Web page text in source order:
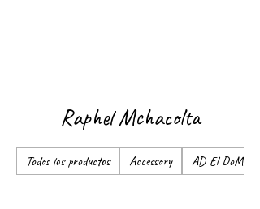
Raphel Mchacolta
Todos los productos Accessory AD El DoMi